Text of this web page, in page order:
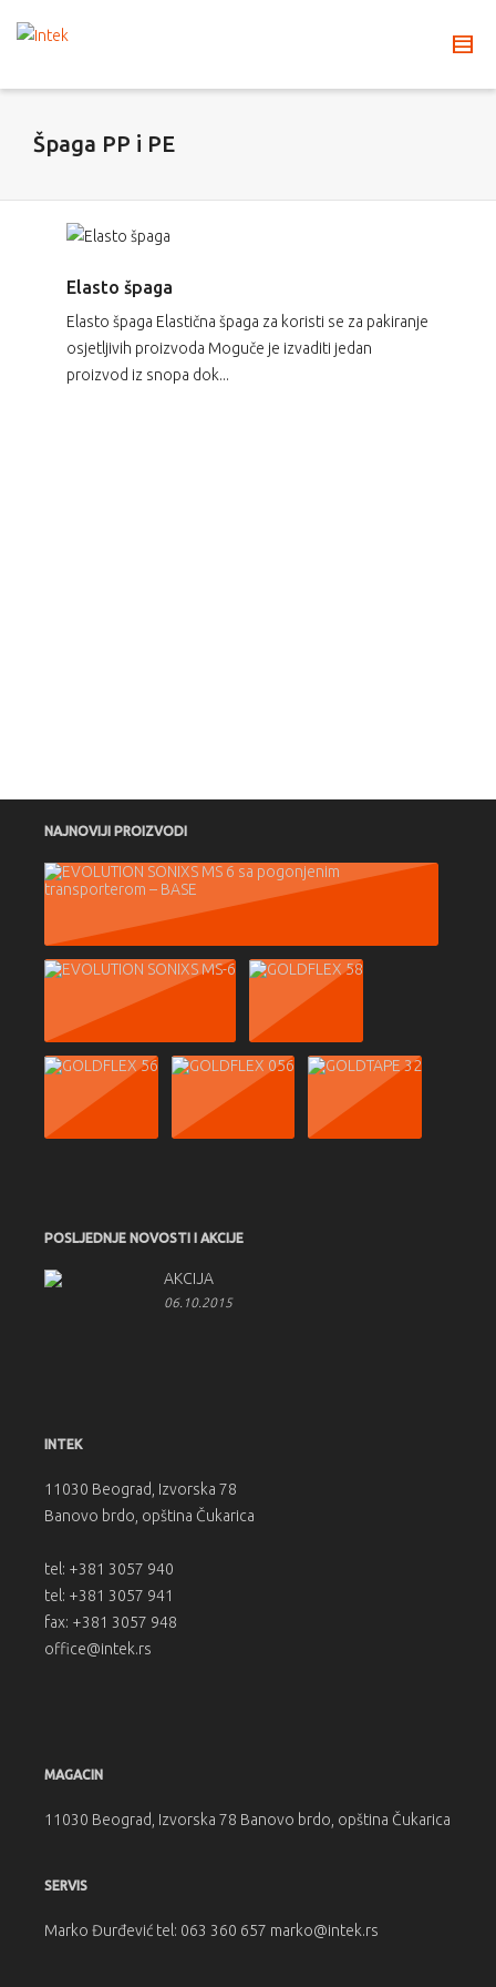
Špaga PP i PE
Elasto špaga
Elasto špaga Elastična špaga za koristi se za pakiranje
osjetljivih proizvoda Moguče je izvaditi jedan
proizvod iz snopa dok...
NAJNOVIJI PROIZVODI
POSLJEDNJE NOVOSTI I AKCIJE
AKCIJA
06.10.2015
INTEK
11030 Beograd, Izvorska 78
Banovo brdo, opština Čukarica
tel: +381 3057 940
tel: +381 3057 941
fax: +381 3057 948
office@intek.rs
MAGACIN
11030 Beograd, Izvorska 78 Banovo brdo, opština Čukarica
SERVIS
Marko Đurđević tel: 063 360 657 marko@intek.rs